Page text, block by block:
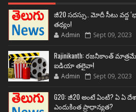
జీ20 సదస్సు.. మోదీ సీటు వద్ద
తథ్యం!
Admin Sept 09, 2023
Rajinikanth: రజనీకాంత్
ఐడియా తలైవా!
Admin Sept 09, 2023
G20: జీ20 అంటే ఏంటి? ఏ ఏ
ఎందుకింత ప్రాధాన్యత?